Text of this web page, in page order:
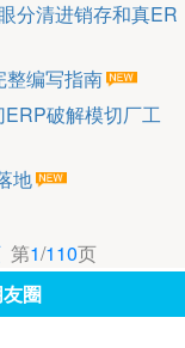
分清进销存和真ER
整编写指南
破解模切厂工
地
第1/110页
圈